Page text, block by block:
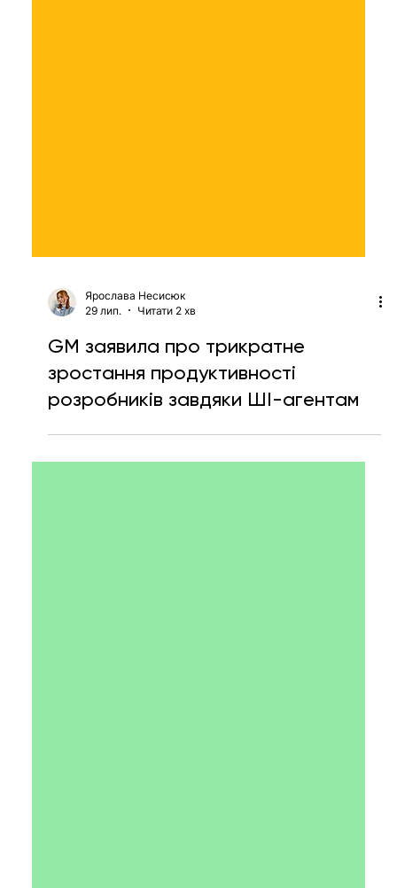
29 лип.
Читати 2 хв
GM заявила про трикратне
зростання продуктивності
розробників завдяки ШІ-агентам